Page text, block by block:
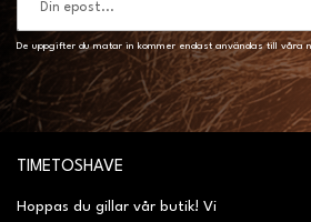
De uppgifter du matar in kommer endast användas till våra
TIMETOSHAVE
Hoppas du gillar vår butik! Vi